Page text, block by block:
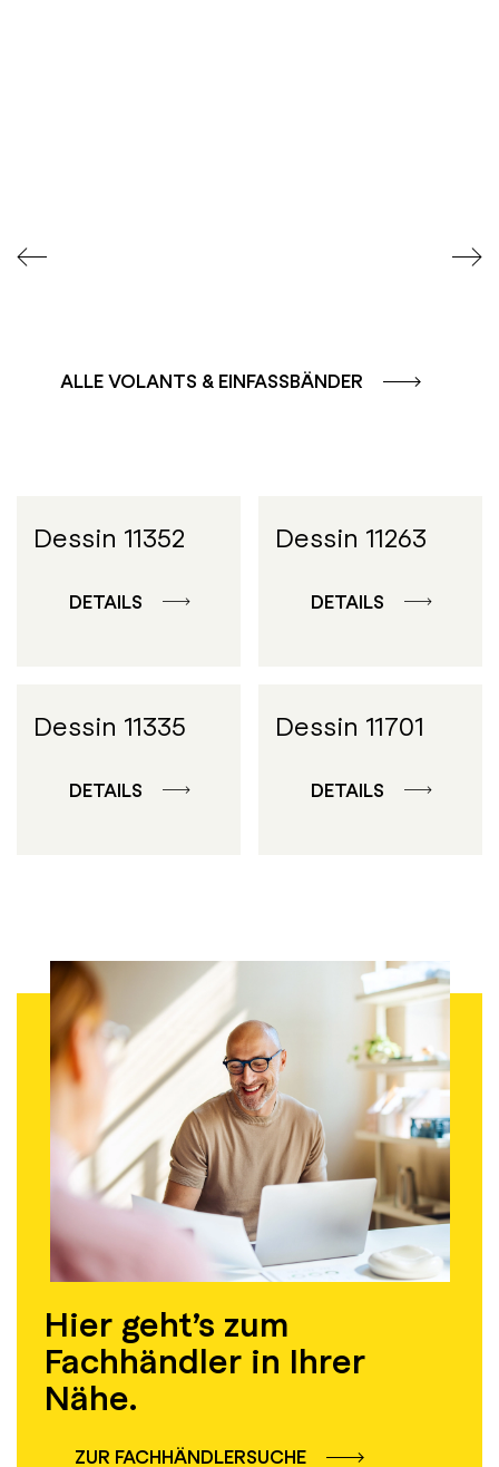
ALLE VOLANTS & EINFASSBÄNDER
Dessin 11352
DETAILS
Dessin 11263
DETAILS
Dessin 11335
DETAILS
Dessin 11701
DETAILS
Hier geht’s zum
Fachhändler in Ihrer
Nähe.
ZUR FACHHÄNDLERSUCHE